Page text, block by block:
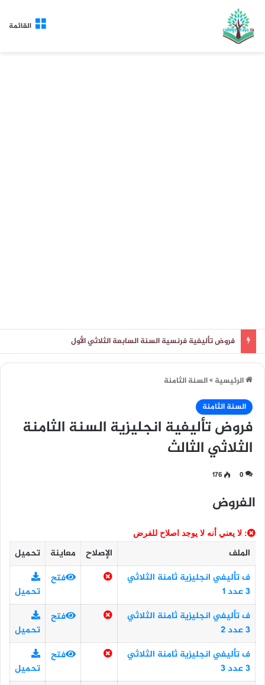
القائمة
فروض تأليفية فرنسية السنة السابعة الثلاثي الأول
الرئيسية»السنة الثامنة
السنة الثامنة
فروض تأليفية انجليزية السنة الثامنة
الثلاثي الثالث
0
176
الفروض
: لا يعني أنه لا يوجد اصلاح للفرض
الملف الإصلاح معاينة
تحميل
ف تأليفي انجليزية ثامنة الثلاثي
3 عدد 1
فتح
تحميل
ف تأليفي انجليزية ثامنة الثلاثي
3 عدد 2
فتح
تحميل
ف تأليفي انجليزية ثامنة الثلاثي
3 عدد 3
فتح
تحميل